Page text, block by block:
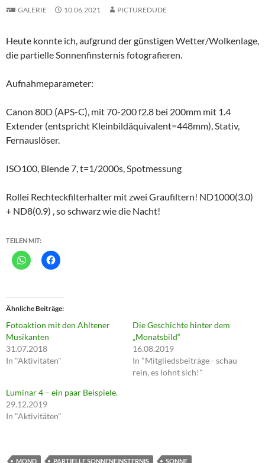
GALERIE 10.06.2021 PICTUREDUDE
Heute konnte ich, aufgrund der günstigen Wetter/Wolkenlage,
die partielle Sonnenfinsternis fotografieren.
Aufnahmeparameter:
Canon 80D (APS-C), mit 70-200 f2.8 bei 200mm mit 1.4
Extender (entspricht Kleinbildäquivalent=448mm), Stativ,
Fernauslöser.
ISO100, Blende 7, t=1/2000s, Spotmessung
Rollei Rechteckfilterhalter mit zwei Graufiltern! ND1000(3.0)
+ ND8(0.9) , so schwarz wie die Nacht!
TEILEN MIT:
Ähnliche Beiträge
Fotoaktion mit den Ahltener
Musikanten
31.07.2018
In "Aktivitäten"
Die Geschichte hinter dem
„Monatsbild“
16.08.2019
In "Mitgliedsbeiträge - schau
rein, es lohnt sich!"
Luminar 4 – ein paar Beispiele.
29.12.2019
In "Aktivitäten"
MOND PARTIELLE SONNENFINSTERNIS SONNE